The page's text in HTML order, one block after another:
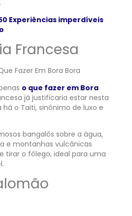
Experiências imperdíveis
Francesa
o que fazer em Bora
já justificaria estar nesta
o Taiti, sinônimo de luxo e
bangalôs sobre a água,
e montanhas vulcânicas
tirar o fôlego, ideal para uma